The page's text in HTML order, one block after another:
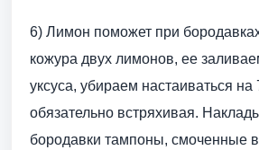
6) Лимон поможет при
кожура двух лимонов, ее
уксуса, убираем настаиваться на
обязательно встряхивая.
бородавки тампоны, смоченные